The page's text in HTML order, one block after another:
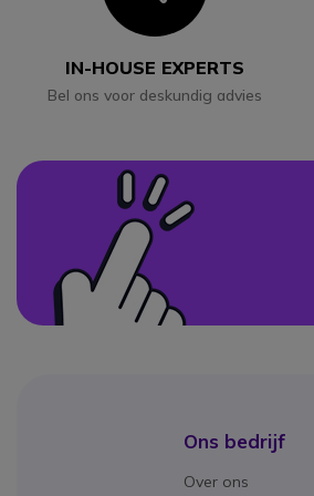
IN-HOUSE EXPERTS
Bel ons voor deskundig advies
Ons bedrijf
Over ons